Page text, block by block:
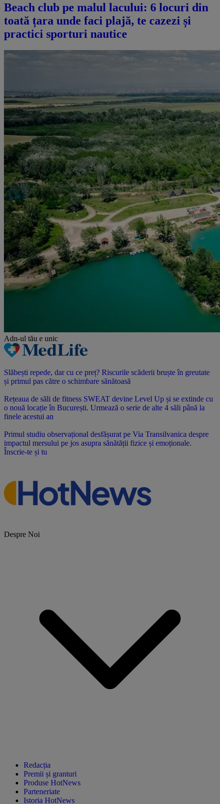
Beach club pe malul lacului: 6 locuri din
toată țara unde faci plajă, te cazezi și
practici sporturi nautice
Adn-ul tău e unic
Slăbești repede, dar cu ce preț? Riscurile scăderii bruște în greutate
și primul pas către o schimbare sănătoasă
Rețeaua de săli de fitness SWEAT devine Level Up și se extinde cu
o nouă locație în București. Urmează o serie de alte 4 săli până la
finele acestui an
Primul studiu observațional desfășurat pe Via Transilvanica despre
impactul mersului pe jos asupra sănătății fizice și emoționale.
Înscrie-te și tu
Despre Noi
Redacția
Premii și granturi
Produse HotNews
Parteneriate
Istoria HotNews